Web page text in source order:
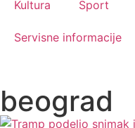
Kultura Sport
Servisne informacije
beograd